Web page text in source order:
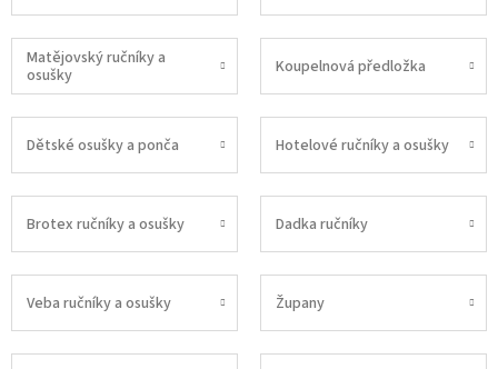
Matějovský ručníky a
osušky
Koupelnová předložka
Dětské osušky a ponča Hotelové ručníky a osušky
Brotex ručníky a osušky Dadka ručníky
Veba ručníky a osušky Župany